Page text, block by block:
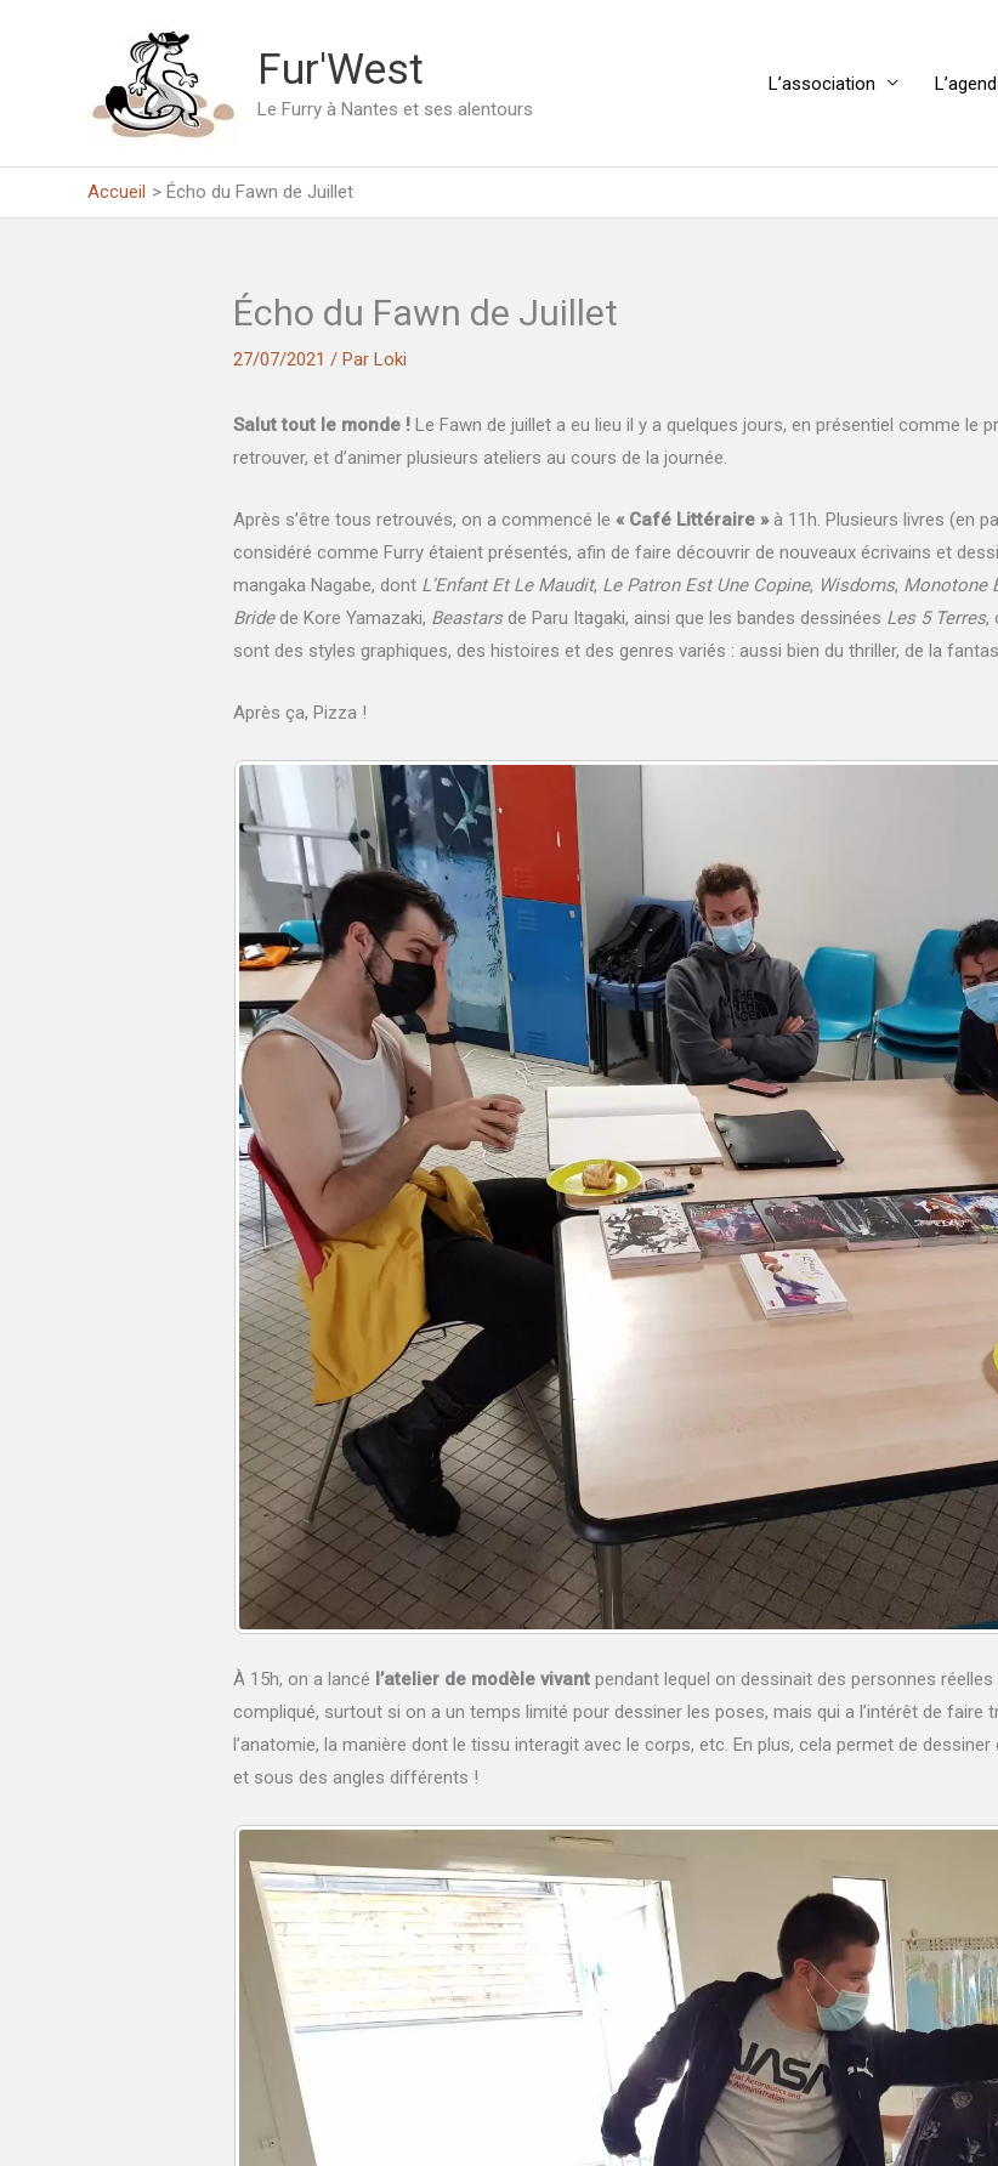
Fur'West
Le Furry à Nantes et ses alentours
L’association
Accueil Écho du Fawn de Juillet
Écho du Fawn de Juillet
27/07/2021 / Par Loki
Salut tout le monde ! Le Fawn de juillet a eu lieu il y a quelques jours, en présentiel comme le
retrouver, et d’animer plusieurs ateliers au cours de la journée.
Après s’être tous retrouvés, on a commencé le « Café Littéraire »à 11h. Plusieurs livres (en
considéré comme Furry étaient présentés, afin de faire découvrir de nouveaux écrivains et
mangaka Nagabe, dont L’Enfant Et Le Maudit, Le Patron Est Une Copine, Wisdoms, Monotone
Bridede Kore Yamazaki, Beastarsde Paru Itagaki, ainsi que les bandes dessinées Les 5 Terres,
sont des styles graphiques, des histoires et des genres variés : aussi bien du thriller, de la
Après ça, Pizza !
À 15h, on a lancé l’atelier de modèle vivant pendant lequel on dessinait des personnes
compliqué, surtout si on a un temps limité pour dessiner les poses, mais qui a l’intérêt de faire
l’anatomie, la manière dont le tissu interagit avec le corps, etc. En plus, cela permet de
et sous des angles différents !